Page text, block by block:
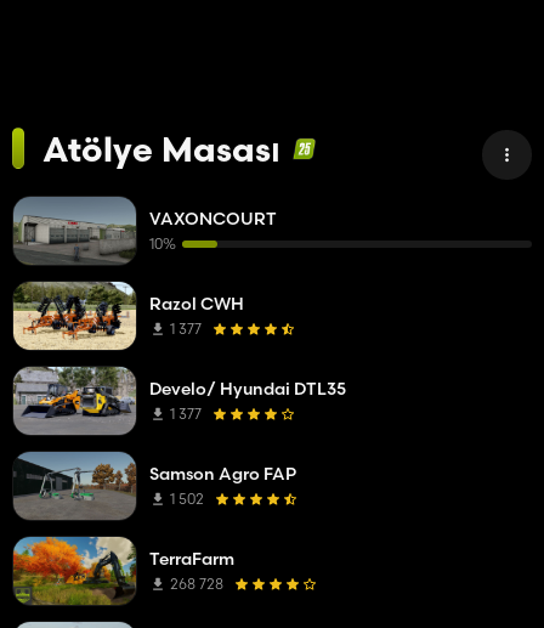
Atölye Masası
VAXONCOURT
10%
Razol CWH
1 377
Develo/ Hyundai DTL35
1 377
Samson Agro FAP
1 502
TerraFarm
268 728